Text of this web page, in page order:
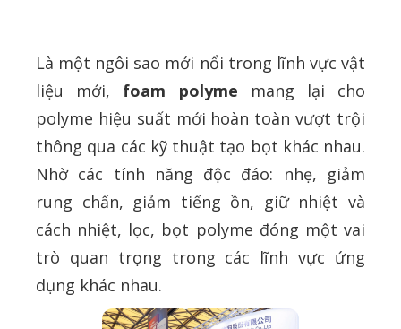
Là một ngôi sao mới nổi trong lĩnh vực vật
liệu mới, foam polyme mang lại cho
polyme hiệu suất mới hoàn toàn vượt trội
thông qua các kỹ thuật tạo bọt khác nhau.
Nhờ các tính năng độc đáo: nhẹ, giảm
rung chấn, giảm tiếng ồn, giữ nhiệt và
cách nhiệt, lọc, bọt polyme đóng một vai
trò quan trọng trong các lĩnh vực ứng
dụng khác nhau.